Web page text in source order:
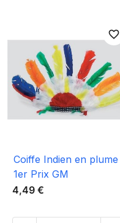
favorite_border
Coiffe Indien en plume
1er Prix GM
4,49 €